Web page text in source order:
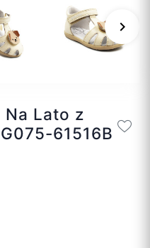
keyboard_arrow_right
Na Lato z
61516B